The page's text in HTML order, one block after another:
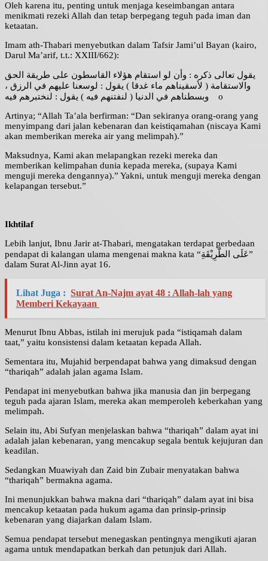
Oleh karena itu, penting untuk menjaga keseimbangan antara
menikmati rezeki Allah dan tetap berpegang teguh pada iman dan
ketaatan.
Imam ath-Thabari menyebutkan dalam Tafsir Jami’ul Bayan (kairo,
Darul Ma’arif, t.t.: XXIII/662):
يقول تعالى ذكره : وأن لو استقام هؤلاء القاسطون على طريقة الحق
والاستقامة ( لأسقيناهم ماء غدقا ) يقول : لوسعنا عليهم في الرزق ،
وبسطناهم في الدنيا ( لنفتنهم فيه ) يقول : لنختبرهم فيه o
Artinya; “Allah Ta’ala berfirman: “Dan sekiranya orang-orang yang
menyimpang dari jalan kebenaran dan keistiqamahan (niscaya Kami
akan memberikan mereka air yang melimpah).”
Maksudnya, Kami akan melapangkan rezeki mereka dan
memberikan kelimpahan dunia kepada mereka, (supaya Kami
menguji mereka dengannya).” Yakni, untuk menguji mereka dengan
kelapangan tersebut.”
Ikhtilaf
Lebih lanjut, Ibnu Jarir at-Thabari, mengatakan terdapat perbedaan
pendapat di kalangan ulama mengenai makna kata “عَلَى الطَّرِيْقَةِ”
dalam Surat Al-Jinn ayat 16.
Lihat Juga : Surat An-Najm ayat 48 : Allah-lah yang
Memberi Kekayaan
Menurut Ibnu Abbas, istilah ini merujuk pada “istiqamah dalam
taat,” yaitu konsistensi dalam ketaatan kepada Allah.
Sementara itu, Mujahid berpendapat bahwa yang dimaksud dengan
“thariqah” adalah jalan agama Islam.
Pendapat ini menyebutkan bahwa jika manusia dan jin berpegang
teguh pada ajaran Islam, mereka akan memperoleh keberkahan yang
melimpah.
Selain itu, Abi Sufyan menjelaskan bahwa “thariqah” dalam ayat ini
adalah jalan kebenaran, yang mencakup segala bentuk kejujuran dan
keadilan.
Sedangkan Muawiyah dan Zaid bin Zubair menyatakan bahwa
“thariqah” bermakna agama.
Ini menunjukkan bahwa makna dari “thariqah” dalam ayat ini bisa
mencakup ketaatan pada hukum agama dan prinsip-prinsip
kebenaran yang diajarkan dalam Islam.
Semua pendapat tersebut menegaskan pentingnya mengikuti ajaran
agama untuk mendapatkan berkah dan petunjuk dari Allah.